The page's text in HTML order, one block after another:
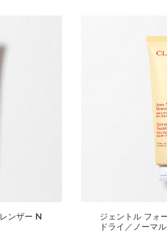
ジェントル フォーミング クレンザー N
ドライ／ノーマル